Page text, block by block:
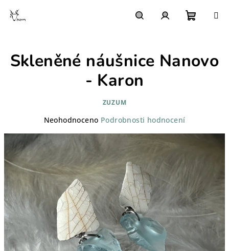
košík
Skleněné náušnice Nanovo
- Karon
ZUZUM
Průměrné
produktu
z
hvězdiček.
Neohodnoceno Podrobnosti hodnocení